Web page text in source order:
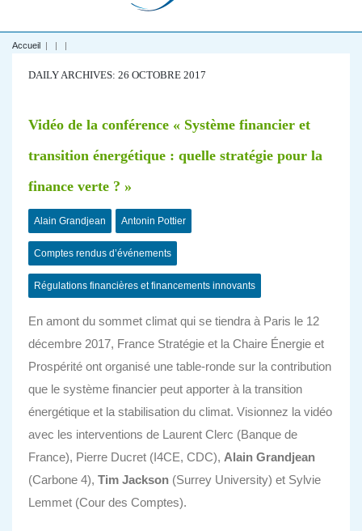
Accueil | | |
DAILY ARCHIVES: 26 OCTOBRE 2017
Vidéo de la conférence « Système financier et
transition énergétique : quelle stratégie pour la
finance verte ? »
Alain Grandjean Antonin Pottier
Comptes rendus d’événements
Régulations financières et financements innovants
En amont du sommet climat qui se tiendra à Paris le 12
décembre 2017, France Stratégie et la Chaire Énergie et
Prospérité ont organisé une table-ronde sur la contribution
que le système financier peut apporter à la transition
énergétique et la stabilisation du climat. Visionnez la vidéo
avec les interventions de Laurent Clerc (Banque de
France), Pierre Ducret (I4CE, CDC), Alain Grandjean
(Carbone 4), Tim Jackson (Surrey University) et Sylvie
Lemmet (Cour des Comptes).